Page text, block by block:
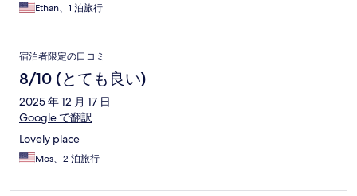
Ethan、1 泊旅行
宿泊者限定の口コミ
8/10 (とても良い)
2025 年 12 月 17 日
Google で翻訳
Lovely place
Mos、2 泊旅行